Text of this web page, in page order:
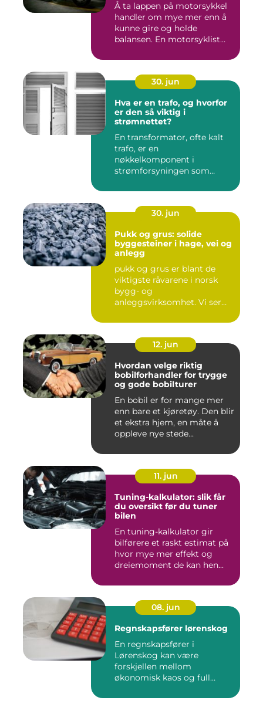
Å ta lappen på motorsykkel
handler om mye mer enn å
kunne gire og holde
balansen. En motorsyklist
30. jun
Hva er en trafo, og hvorfor
er den så viktig i
strømnettet?
En transformator, ofte kalt
trafo, er en
nøkkelkomponent i
strømforsyningen som
30. jun
Pukk og grus: solide
byggesteiner i hage, vei og
anlegg
pukk og grus er blant de
viktigste råvarene i norsk
bygg- og
anleggsvirksomhet. Vi ser
12. jun
Hvordan velge riktig
bobilforhandler for trygge
og gode bobilturer
En bobil er for mange mer
enn bare et kjøretøy. Den blir
et ekstra hjem, en måte å
oppleve nye stede...
11. jun
Tuning-kalkulator: slik får
du oversikt før du tuner
bilen
En tuning-kalkulator gir
bilførere et raskt estimat på
hvor mye mer effekt og
dreiemoment de kan hen...
08. jun
Regnskapsfører lørenskog
En regnskapsfører i
Lørenskog kan være
forskjellen mellom
økonomisk kaos og full